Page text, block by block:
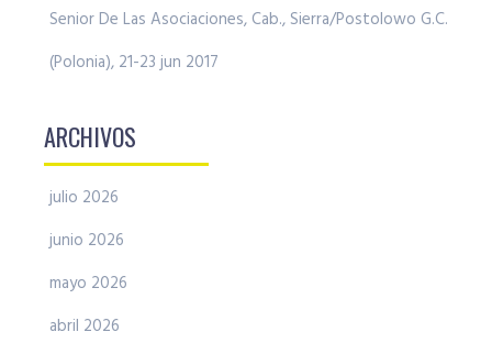
Senior De Las Asociaciones, Cab., Sierra/Postolowo G.C.
(Polonia), 21-23 jun 2017
ARCHIVOS
julio 2026
junio 2026
mayo 2026
abril 2026